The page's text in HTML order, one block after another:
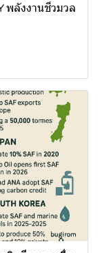
พลังงานชีวมวล